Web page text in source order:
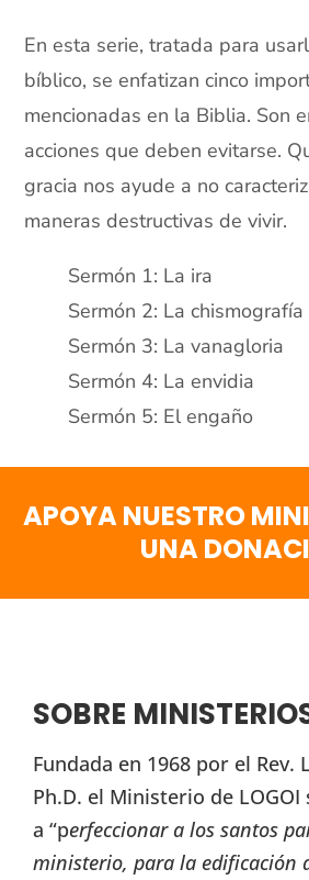
En esta serie, tratada para
bíblico, se enfatizan cinco
mencionadas en la Biblia. Son
acciones que deben evitarse.
gracia nos ayude a no
maneras destructivas de vivir.
Sermón 1: La ira
Sermón 2: La chismografía
Sermón 3: La vanagloria
Sermón 4: La envidia
Sermón 5: El engaño
APOYA NUESTRO
UNA
SOBRE
Fundada en 1968 por el Rev.
Ph.D. el Ministerio de LOGOI
a “perfeccionar a los santos
ministerio, para la edificación